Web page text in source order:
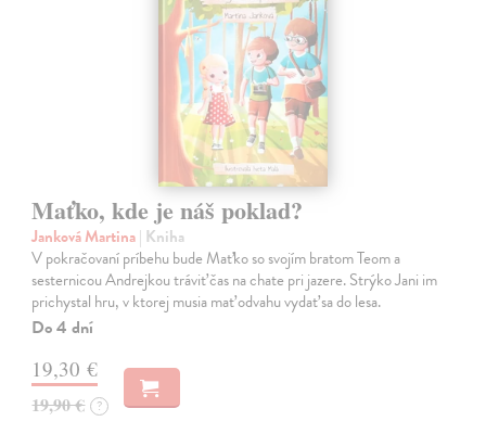
Maťko, kde je náš poklad?
Janková Martina| Kniha
V pokračovaní príbehu bude Maťko so svojím bratom Teom a
sesternicou Andrejkou tráviť čas na chate pri jazere. Strýko Jani im
prichystal hru, v ktorej musia mať odvahu vydať sa do lesa.
Do 4 dní
19,30 €
19,90 € ?